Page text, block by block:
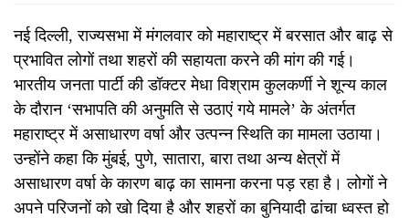
नई दिल्ली, राज्यसभा में मंगलवार को महाराष्ट्र में बरसात और बाढ़ से
प्रभावित लोगों तथा शहरों की सहायता करने की मांग की गई।
भारतीय जनता पार्टी की डॉक्टर मेधा विश्राम कुलकर्णी ने शून्य काल
के दौरान ‘सभापति की अनुमति से उठाएं गये मामले’ के अंतर्गत
महाराष्ट्र में असाधारण वर्षा और उत्पन्न स्थिति का मामला उठाया।
उन्होंने कहा कि मुंबई, पुणे, सातारा, बारा तथा अन्य क्षेत्रों में
असाधारण वर्षा के कारण बाढ़ का सामना करना पड़ रहा है। लोगों ने
अपने परिजनों को खो दिया है और शहरों का बुनियादी ढांचा ध्वस्त हो